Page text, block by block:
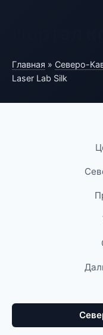
Главная » Северо-
Laser Lab Silk